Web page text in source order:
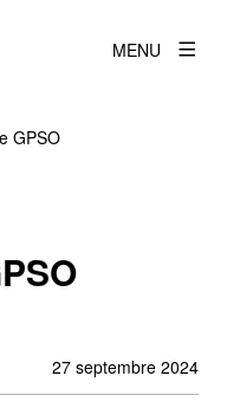
MENU
GPSO
27 septembre 2024